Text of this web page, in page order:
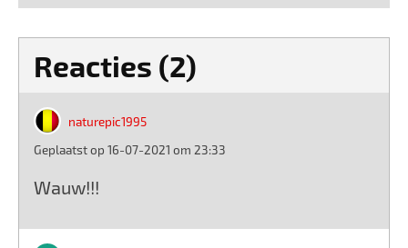
Reacties (2)
naturepic1995
Geplaatst op 16-07-2021 om 23:33
Wauw!!!